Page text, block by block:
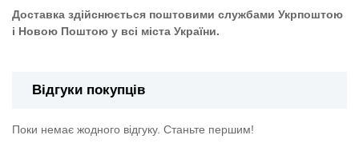
Доставка здійснюється поштовими службами Укрпоштою
і Новою Поштою у всі міста України.
Відгуки покупців
Поки немає жодного відгуку. Станьте першим!